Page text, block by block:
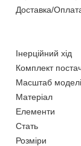
Доставка/
Інерційний хід
Комплект
Масштаб моделі
Матеріал
Елементи
Стать
Розміри